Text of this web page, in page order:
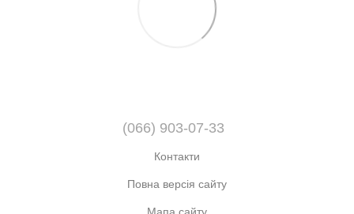
(066) 903-07-33
Контакти
Повна версія сайту
Мапа сайту